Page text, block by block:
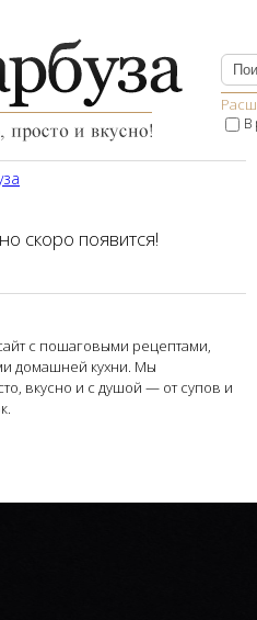
В
скоро появится!
с пошаговыми рецептами,
домашней кухни. Мы
вкусно и с душой — от супов и